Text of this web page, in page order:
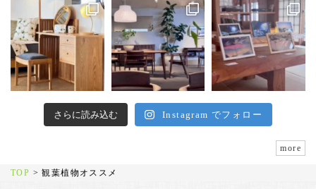
さらに読み込む Instagram でフォロー
more
TOP >観葉植物オススメ